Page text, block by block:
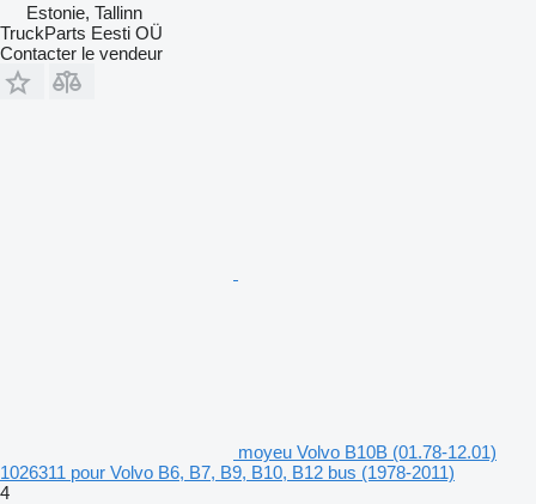
Estonie, Tallinn
TruckParts Eesti OÜ
Contacter le vendeur
moyeu Volvo B10B (01.78-12.01)
1026311 pour Volvo B6, B7, B9, B10, B12 bus (1978-2011)
4